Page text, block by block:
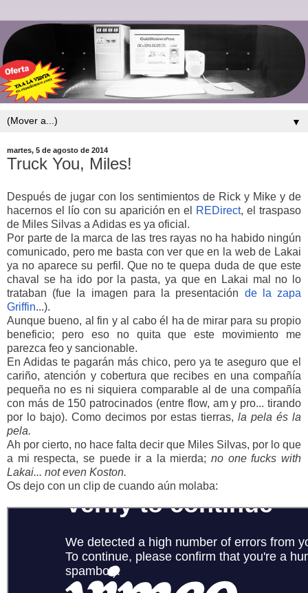
▼
martes, 5 de agosto de 2014
Truck You, Miles!
Después de jugar con los sentimientos de Rick y Mike y de
hacernos el lío con su aparición en el
REDirect, el traspaso
de Miles Silvas a Adidas es ya oficial.
Por parte de la marca de las tres rayas no ha habido ningún
comunicado, pero me basta con ver que en la web de Lakai
ya no aparece su perfil. Que no te quepa duda de que este
chaval se ha ido por la pasta, ya que en Lakai mal no lo
trataban (fue la imagen para la presentación de la zapa
Griffin...).
Aunque bueno, al fin y al cabo él ha de mirar para su propio
beneficio; pero eso no quita que este movimiento me
parezca feo y sancionable.
En Adidas te pagarán más chico, pero ya te aseguro que el
cariño, atención y cobertura que recibes en una compañía
pequeña no es ni siquiera comparable al de una compañía
con más de 150 patrocinados (entre flow, am y pro... tirando
por lo bajo). Como decimos por estas tierras, la pela és la
pela.
Ah por cierto, no hace falta decir que Miles Silvas, por lo que
a mi respecta, se puede ir a la mierda; no one fucks with
Lakai... not even Koston.
Os dejo con un clip de cuando aún molaba: